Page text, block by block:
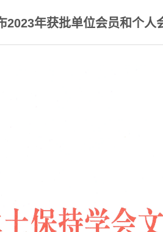
2023年获批单位会员和个人